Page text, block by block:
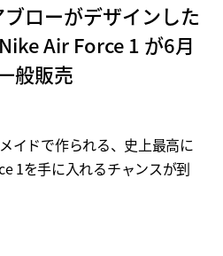
ローがデザインした
Air Force 1 が6月
般販売
イドで作られる、史上最高に
1を手に入れるチャンスが到